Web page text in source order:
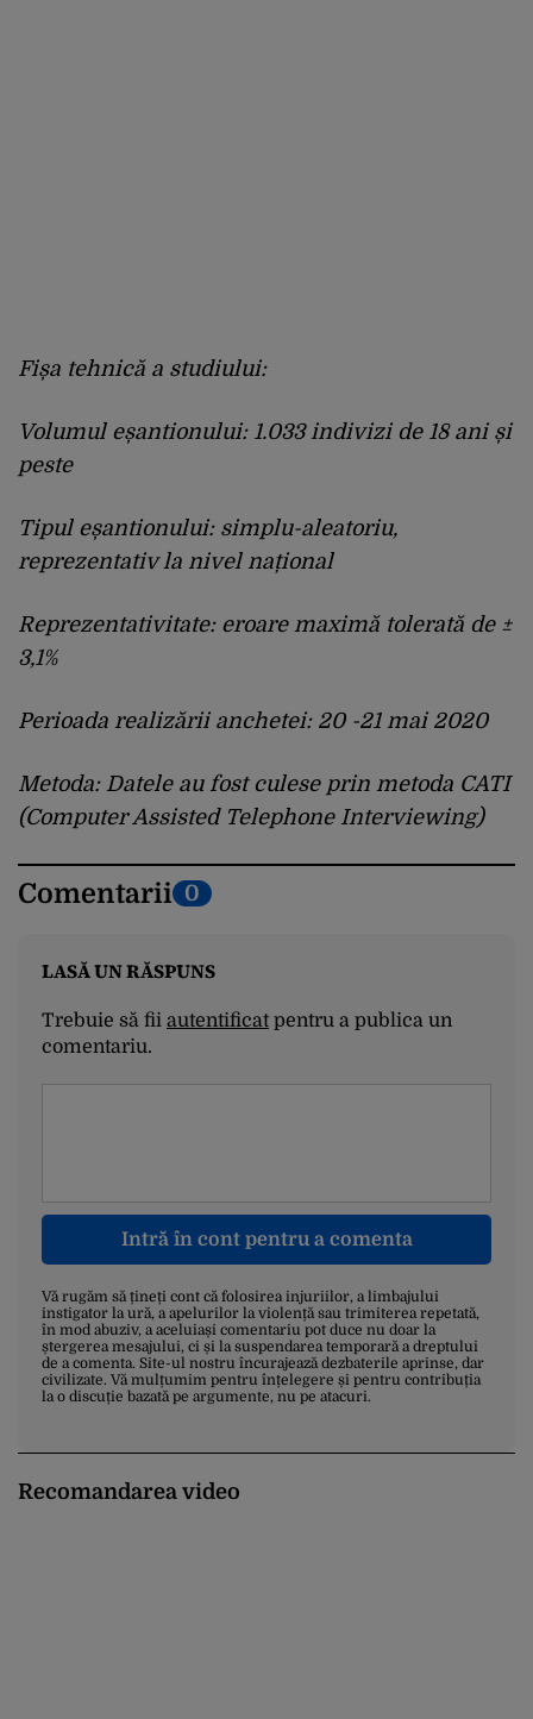
Fișa tehnică a studiului:
Volumul eșantionului: 1.033 indivizi de 18 ani și
peste
Tipul eșantionului: simplu-aleatoriu,
reprezentativ la nivel național
Reprezentativitate: eroare maximă tolerată de ±
3,1%
Perioada realizării anchetei: 20 -21 mai 2020
Metoda: Datele au fost culese prin metoda CATI
(Computer Assisted Telephone Interviewing)
Comentarii 0
LASĂ UN RĂSPUNS
Trebuie să fii autentificatpentru a publica un
comentariu.
Intră în cont pentru a comenta
Vă rugăm să țineți cont că folosirea injuriilor, a limbajului
instigator la ură, a apelurilor la violență sau trimiterea repetată,
în mod abuziv, a aceluiași comentariu pot duce nu doar la
ștergerea mesajului, ci și la suspendarea temporară a dreptului
de a comenta. Site-ul nostru încurajează dezbaterile aprinse, dar
civilizate. Vă mulțumim pentru înțelegere și pentru contribuția
la o discuție bazată pe argumente, nu pe atacuri.
Recomandarea video